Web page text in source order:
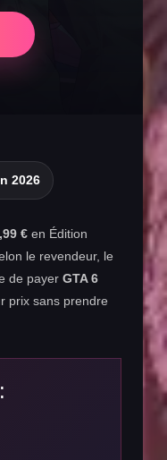
2026
€ en Édition
le revendeur, le
de payerGTA 6
prix sans prendre